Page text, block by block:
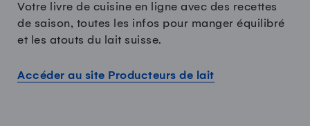
Votre livre de cuisine en ligne avec des recettes
de saison, toutes les infos pour manger équilibré
et les atouts du lait suisse.
Accéder au site Producteurs de lait